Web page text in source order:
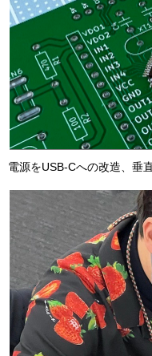
電源をUSB-Cへの改造、垂